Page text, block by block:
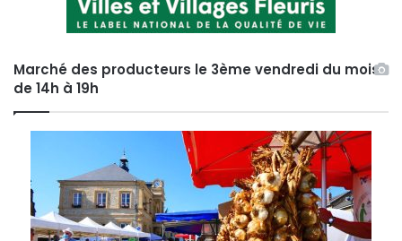
Marché des producteurs le 3ème vendredi du mois
de 14h à 19h